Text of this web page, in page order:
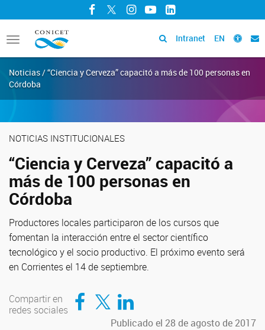
Facebook
TwitterInstagram
YouTubeLinkedIn
Toggle
navigation
Intranet EN
Noticias / “Ciencia y Cerveza” capacitó a más de 100 personas en
Córdoba
NOTICIAS INSTITUCIONALES
“Ciencia y Cerveza” capacitó a
más de 100 personas en
Córdoba
Productores locales participaron de los cursos que
fomentan la interacción entre el sector científico
tecnológico y el socio productivo. El próximo evento será
en Corrientes el 14 de septiembre.
Compartir en
redes sociales
Compartir en Facebook
Compartir en TwitterCompartir en LinkedIn
Publicado el 28 de agosto de 2017